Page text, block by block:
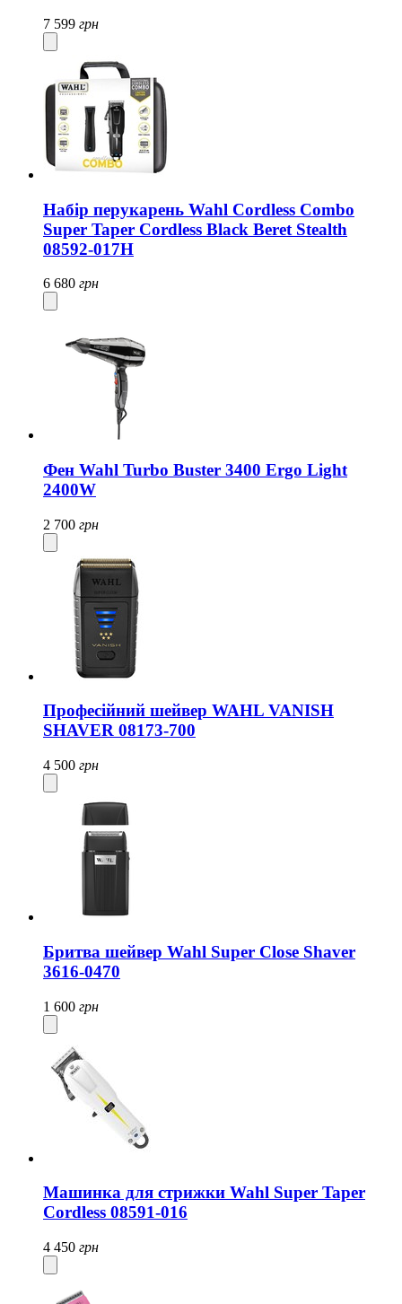
7 599 грн
Набір перукарень Wahl Cordless Combo
Super Taper Cordless Black Beret Stealth
08592-017H
6 680 грн
Фен Wahl Turbo Buster 3400 Ergo Light
2400W
2 700 грн
Професійний шейвер WAHL VANISH
SHAVER 08173-700
4 500 грн
Бритва шейвер Wahl Super Close Shaver
3616-0470
1 600 грн
Машинка для стрижки Wahl Super Taper
Cordless 08591-016
4 450 грн